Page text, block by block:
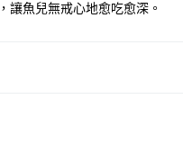
讓魚兒無戒心地愈吃愈深。